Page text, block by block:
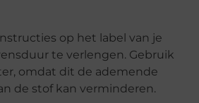
op het label van je
te verlengen. Gebruik
omdat dit de ademende
de stof kan verminderen.